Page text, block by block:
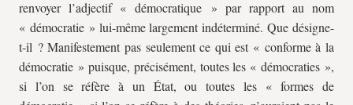
renvoyer l’adjectif « démocratique » par rapport au nom
« démocratie » lui-même largement indéterminé. Que désigne-
t-il ? Manifestement pas seulement ce qui est « conforme à la
démocratie » puisque, précisément, toutes les « démocraties »,
si l’on se réfère à un État, ou toutes les « formes de